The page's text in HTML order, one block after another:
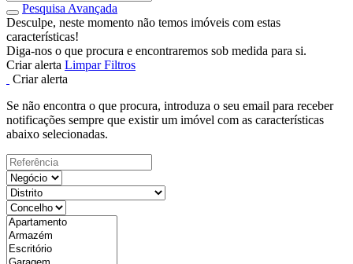
Pesquisa Avançada
Desculpe, neste momento não temos imóveis com estas
características!
Diga-nos o que procura e encontraremos sob medida para si.
Criar alerta Limpar Filtros
Criar alerta
Se não encontra o que procura, introduza o seu email para receber
notificações sempre que existir um imóvel com as características
abaixo selecionadas.